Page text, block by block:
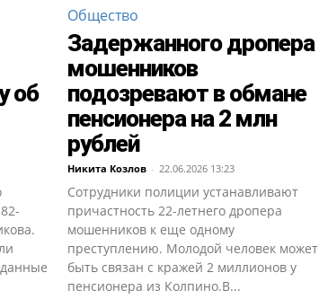
об
Общество
Задержанного дропера
мошенников
подозревают в обмане
пенсионера на 2 млн
рублей
Никита Козлов - 22.06.2026 13:23
Сотрудники полиции устанавливают
причастность 22-летнего дропера
мошенников к еще одному
преступлению. Молодой человек может
быть связан с кражей 2 миллионов у
пенсионера из Колпино.В...